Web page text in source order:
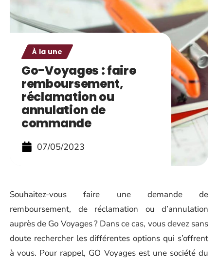
À la une
Go-Voyages : faire
remboursement,
réclamation ou
annulation de
commande
07/05/2023
Souhaitez-vous faire une demande de
remboursement, de réclamation ou d’annulation
auprès de Go Voyages ? Dans ce cas, vous devez sans
doute rechercher les différentes options qui s’offrent
à vous. Pour rappel, GO Voyages est une société du